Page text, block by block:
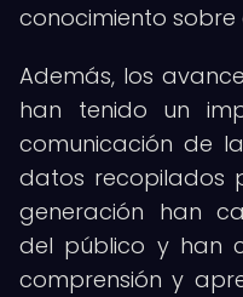
conocimiento sobre
Además, los
han tenido un
comunicación de
datos recopilados
generación han
del público y han
comprensión y